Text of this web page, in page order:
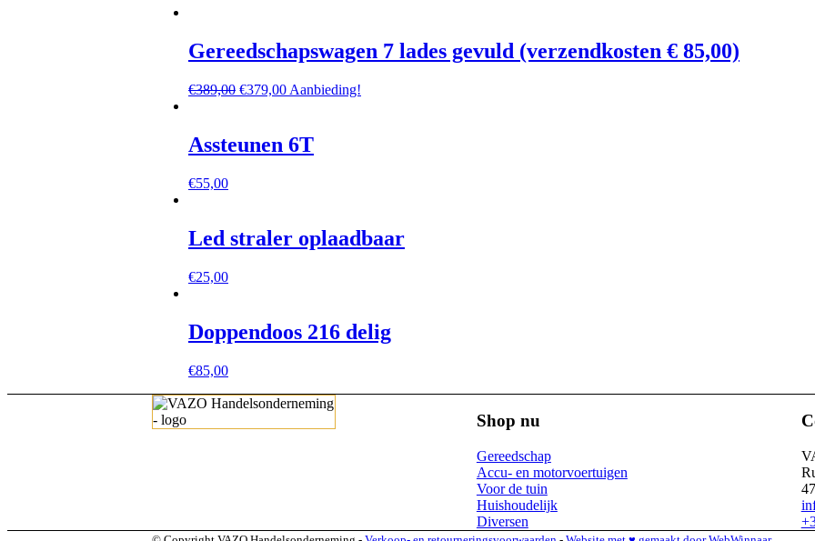
Gereedschapswagen 7 lades gevuld (verzendkosten € 85,00)
€389,00 Oorspronkelijke
€379,00Huidige
€379,00.
Aanbieding!
Assteunen 6T
€55,00
Led straler oplaadbaar
€25,00
Doppendoos 216 delig
€85,00
Shop nu
Gereedschap
Accu- en motorvoertuigen
Voor de tuin
Huishoudelijk
Diversen